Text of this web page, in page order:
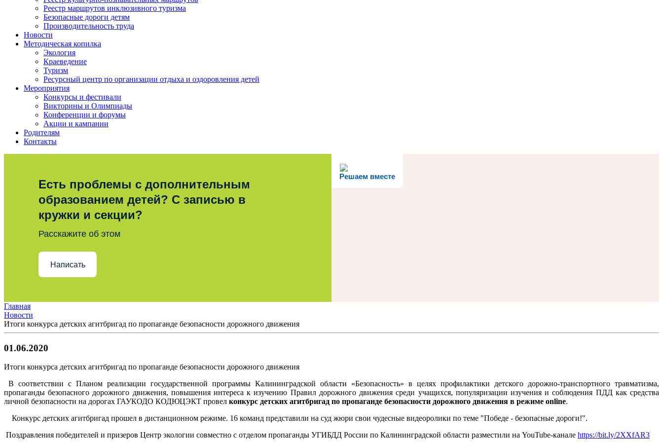
Реестр маршрутов инклюзивного туризма
Безопасные дороги детям
Производительность труда
Новости
Методическая копилка
Экология
Краеведение
Туризм
Ресурсный центр по организации отдыха и оздоровления детей
Мероприятия
Конкурсы и фестивали
Викторины и Олимпиады
Конференции и форумы
Акции и кампании
Родителям
Контакты
Решаем вместе
Есть проблемы с дополнительным
образованием детей? С записью в
кружки и секции?
Расскажите об этом
Написать
Главная
Новости
Итоги конкурса детских агитбригад по пропаганде безопасности дорожного движения
01.06.2020
Итоги конкурса детских агитбригад по пропаганде безопасности дорожного движения
В соответствии с Планом реализации государственной программы Калининградской области «Безопасность» в целях профилактики детского дорожно-транспортного травматизма,
пропаганды безопасного дорожного движения, повышения интереса к изучению Правил дорожного движения среди учащихся, популяризации изучения и соблюдения ПДД как средства
личной безопасности на дорогах ГАУКОДО КОДЮЦЭКТ провел конкурс детских агитбригад по пропаганде безопасности дорожного движения в режиме online.
Конкурс детских агитбригад прошел в дистанционном режиме. 16 команд представили на суд жюри свои чудесные видеоролики по теме "Победе - безопасные дороги!".
Поздравления победителей и призеров Центр экологии совместно с отделом пропаганды УГИБДД России по Калининградской области разместили на YouTube-канале https://bit.ly/2XXfAR3